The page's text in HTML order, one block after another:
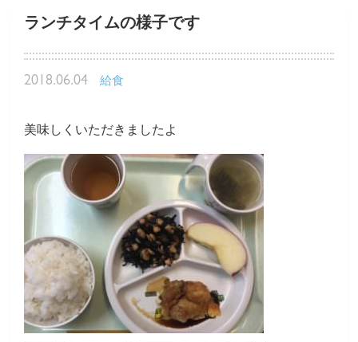
ランチタイムの様子です
2018.06.04 給食
美味しくいただきましたよ